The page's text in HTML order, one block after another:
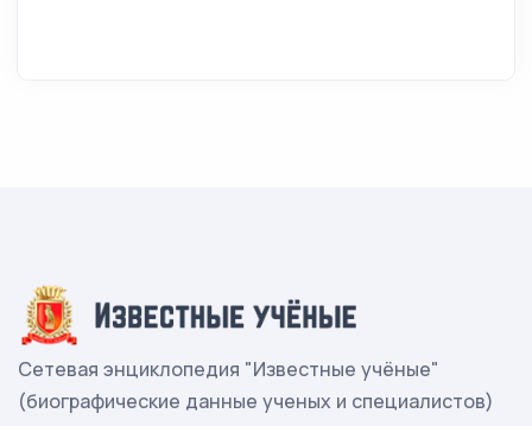
Сетевая энциклопедия "Известные учёные"
(биографические данные ученых и специалистов)